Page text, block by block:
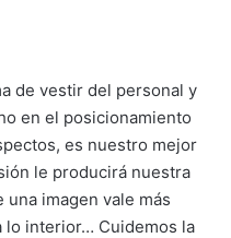
de vestir del personal y
en el posicionamiento
es nuestro mejor
le producirá nuestra
imagen vale más
lo interior… Cuidemos la